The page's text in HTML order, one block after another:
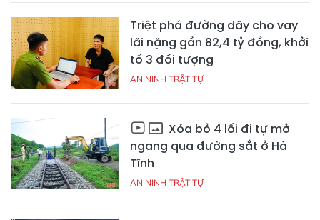
Triệt phá đường dây cho vay
lãi nặng gần 82,4 tỷ đồng, khởi
tố 3 đối tượng
AN NINH TRẬT TỰ
Xóa bỏ 4 lối đi tự mở
ngang qua đường sắt ở Hà
Tĩnh
AN NINH TRẬT TỰ